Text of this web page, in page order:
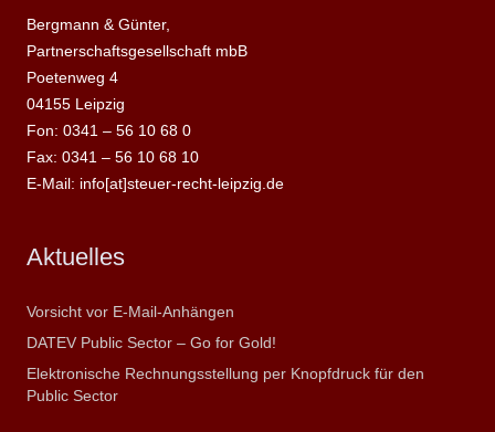
Bergmann & Günter,
Partnerschaftsgesellschaft mbB
Poetenweg 4
04155 Leipzig
Fon: 0341 – 56 10 68 0
Fax: 0341 – 56 10 68 10
E-Mail: info[at]steuer-recht-leipzig.de
Aktuelles
Vorsicht vor E-Mail-Anhängen
DATEV Public Sector – Go for Gold!
Elektronische Rechnungsstellung per Knopfdruck für den
Public Sector